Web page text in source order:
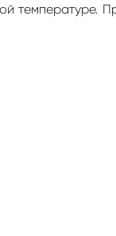
температуре.